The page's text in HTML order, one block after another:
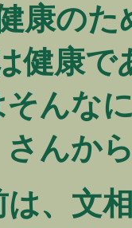
康の
健康
んな
さんか
、文